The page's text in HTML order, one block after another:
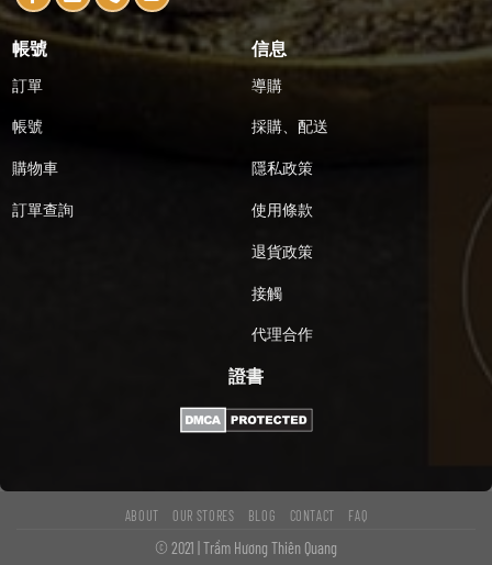
帳號
訂單
帳號
購物車
訂單查詢
信息
導購
採購、配送
隱私政策
使用條款
退貨政策
接觸
代理合作
證書
ABOUT OUR STORES BLOG CONTACT FAQ
© 2021 | Trầm Hương Thiên Quang